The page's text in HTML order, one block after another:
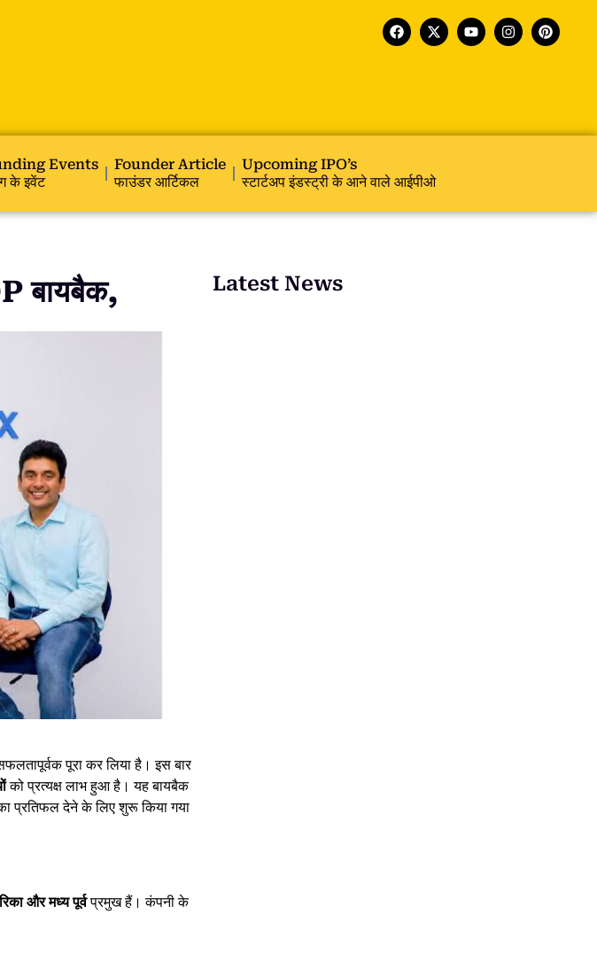
Events
के इवेंट
Founder Article
फाउंडर आर्टिकल
Upcoming IPO’s
स्टार्टअप इंडस्ट्री के आने वाले आईपीओ
बायबैक,
पूरा कर लिया है। इस बार
को प्रत्यक्ष लाभ हुआ है। यह बायबैक
का प्रतिफल देने के लिए शुरू किया गया
और मध्य पूर्वप्रमुख हैं। कंपनी के
Latest News